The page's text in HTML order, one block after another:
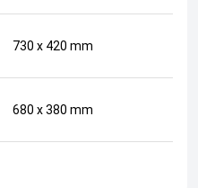
730 x 420 mm
680 x 380 mm